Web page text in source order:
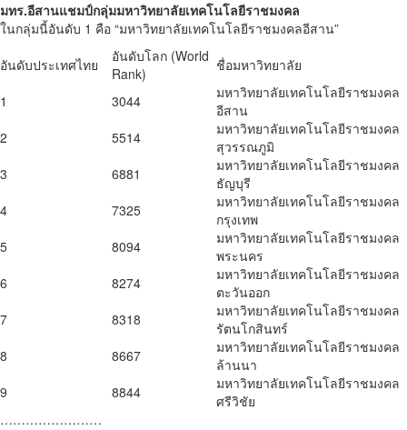
มทร.อีสานแชมป์กลุ่มมหาวิทยาลัยเทคโนโลยีราชมงคล
ในกลุ่มนี้อันดับ 1 คือ “มหาวิทยาลัยเทคโนโลยีราชมงคลอีสาน”
อันดับประเทศไทย
อันดับโลก (World
Rank)
ชื่อมหาวิทยาลัย
1
3044
มหาวิทยาลัยเทคโนโลยีราชมงคล
อีสาน
2
5514
มหาวิทยาลัยเทคโนโลยีราชมงคล
สุวรรณภูมิ
3
6881
มหาวิทยาลัยเทคโนโลยีราชมงคล
ธัญบุรี
4
7325
มหาวิทยาลัยเทคโนโลยีราชมงคล
กรุงเทพ
5
8094
มหาวิทยาลัยเทคโนโลยีราชมงคล
พระนคร
6
8274
มหาวิทยาลัยเทคโนโลยีราชมงคล
ตะวันออก
7
8318
มหาวิทยาลัยเทคโนโลยีราชมงคล
รัตนโกสินทร์
8
8667
มหาวิทยาลัยเทคโนโลยีราชมงคล
ล้านนา
9
8844
มหาวิทยาลัยเทคโนโลยีราชมงคล
ศรีวิชัย
……………………